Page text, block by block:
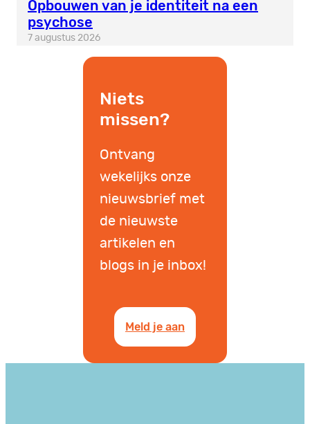
Opbouwen van je identiteit na een
psychose
7 augustus 2026
Niets
missen?
Ontvang
wekelijks onze
nieuwsbrief met
de nieuwste
artikelen en
blogs in je inbox!
Meld je aan